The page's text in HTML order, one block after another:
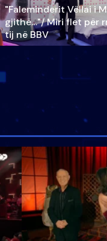
"Faleminderit Vëllai i
gjithë…"/ Miri flet për
tij në BBV